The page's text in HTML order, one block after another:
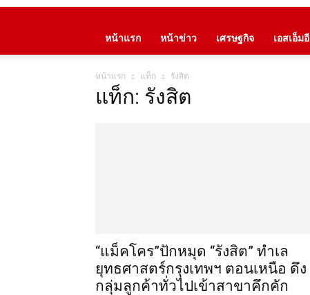
หน้าแรก หน้าข่าว เศรษฐกิจ เอสเอ็มอี
หน้าแรก แท็ก รังสิต
แท็ก: รังสิต
“แม็คโคร”ปักหมุด “รังสิต” ทำเล
ยุทธศาสตร์กรุงเทพฯ ตอนเหนือ ดึง
กลุ่มลูกค้าทั่วไปเข้าสาขาคึกคัก